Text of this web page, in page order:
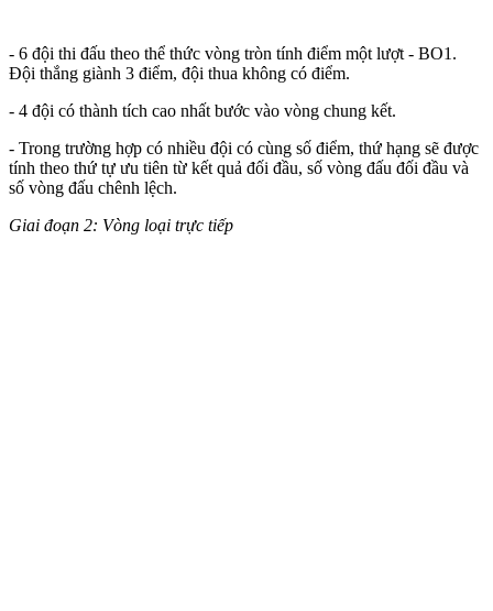
- 6 đội thi đấu theo thể thức vòng tròn tính điểm một lượt - BO1.
Đội thắng giành 3 điểm, đội thua không có điểm.
- 4 đội có thành tích cao nhất bước vào vòng chung kết.
- Trong trường hợp có nhiều đội có cùng số điểm, thứ hạng sẽ được
tính theo thứ tự ưu tiên từ kết quả đối đầu, số vòng đấu đối đầu và
số vòng đấu chênh lệch.
Giai đoạn 2: Vòng loại trực tiếp